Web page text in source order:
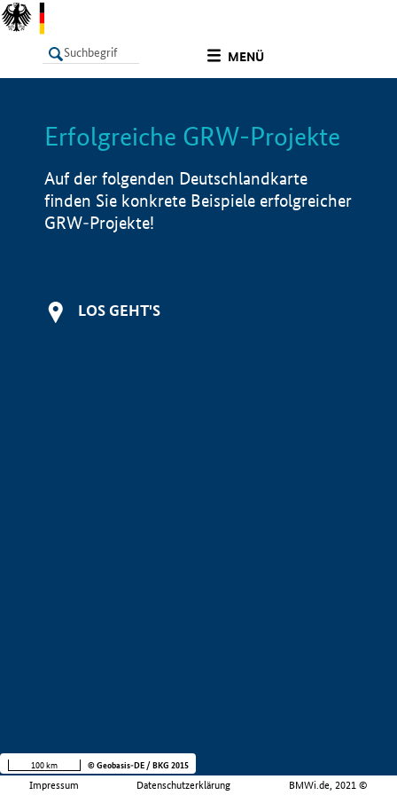
MENÜ
LISTE Info
Erfolgreiche GRW-Projekte
Auf der folgenden Deutschlandkarte
finden Sie konkrete Beispiele erfolgreicher
GRW-Projekte!
LOS GEHT'S
Impressum Datenschutzerklärung BMWi.de, 2021 ©
100 km © Geobasis-DE / BKG 2015